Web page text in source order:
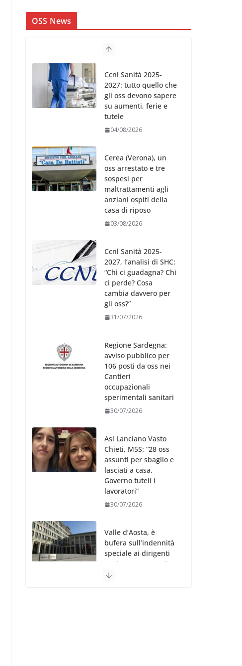
OSS News
Ccnl Sanità 2025-
2027: tutto quello che
gli oss devono sapere
su aumenti, ferie e
tutele
04/08/2026
Cerea (Verona), un
oss arrestato e tre
sospesi per
maltrattamenti agli
anziani ospiti della
casa di riposo
03/08/2026
Ccnl Sanità 2025-
2027, l’analisi di SHC:
“Chi ci guadagna? Chi
ci perde? Cosa
cambia davvero per
gli oss?”
31/07/2026
Regione Sardegna:
avviso pubblico per
106 posti da oss nei
Cantieri
occupazionali
sperimentali sanitari
30/07/2026
Asl Lanciano Vasto
Chieti, M5S: “28 oss
assunti per sbaglio e
lasciati a casa.
Governo tuteli i
lavoratori”
30/07/2026
Valle d’Aosta, è
bufera sull’indennità
speciale ai dirigenti
Ausl. Le proteste di
minoranza e